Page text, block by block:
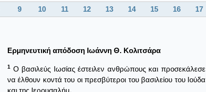
9 10 11 12 13 14 15 16 17
Ερμηνευτική απόδοση Ιωάννη Θ. Κολιτσάρα
1 Ο βασιλεύς Ιωσίας έστειλεν ανθρώπους και προσεκάλεσε
να έλθουν κοντά του οι πρεσβύτεροι του βασιλείου του Ιούδα
και της Ιερουσαλήμ.